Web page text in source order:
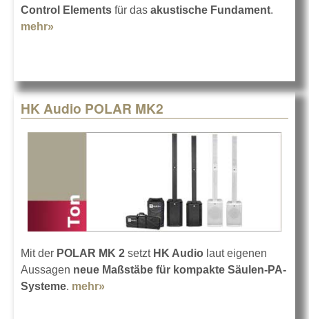
Control Elements für das akustische Fundament.
mehr»
HK Audio POLAR MK2
Mit der POLAR MK 2 setzt HK Audio laut eigenen
Aussagen neue Maßstäbe für kompakte Säulen-PA-
Systeme. mehr»